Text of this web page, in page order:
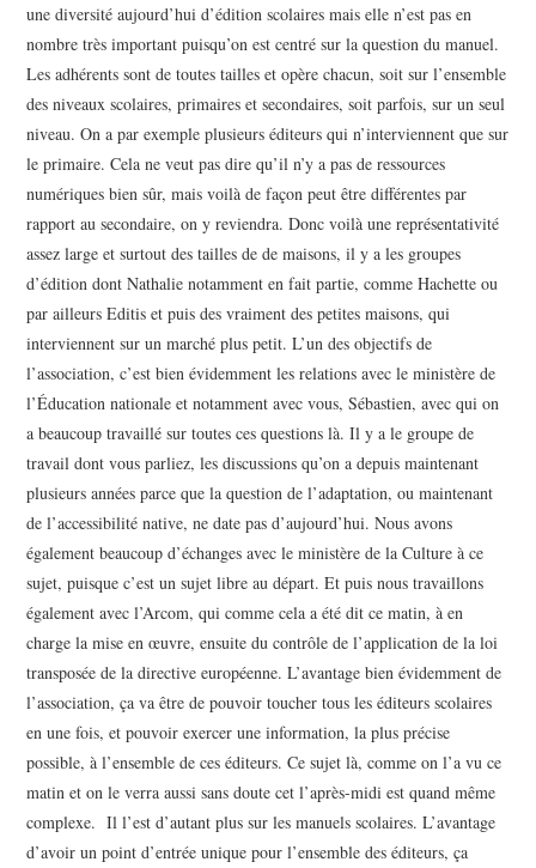
une diversité aujourd’hui d’édition scolaires mais elle n’est pas en
nombre très important puisqu’on est centré sur la question du manuel.
Les adhérents sont de toutes tailles et opère chacun, soit sur l’ensemble
des niveaux scolaires, primaires et secondaires, soit parfois, sur un seul
niveau. On a par exemple plusieurs éditeurs qui n’interviennent que sur
le primaire. Cela ne veut pas dire qu’il n’y a pas de ressources
numériques bien sûr, mais voilà de façon peut être différentes par
rapport au secondaire, on y reviendra. Donc voilà une représentativité
assez large et surtout des tailles de de maisons, il y a les groupes
d’édition dont Nathalie notamment en fait partie, comme Hachette ou
par ailleurs Editis et puis des vraiment des petites maisons, qui
interviennent sur un marché plus petit. L’un des objectifs de
l’association, c’est bien évidemment les relations avec le ministère de
l’Éducation nationale et notamment avec vous, Sébastien, avec qui on
a beaucoup travaillé sur toutes ces questions là. Il y a le groupe de
travail dont vous parliez, les discussions qu’on a depuis maintenant
plusieurs années parce que la question de l’adaptation, ou maintenant
de l’accessibilité native, ne date pas d’aujourd’hui. Nous avons
également beaucoup d’échanges avec le ministère de la Culture à ce
sujet, puisque c’est un sujet libre au départ. Et puis nous travaillons
également avec l’Arcom, qui comme cela a été dit ce matin, à en
charge la mise en œuvre, ensuite du contrôle de l’application de la loi
transposée de la directive européenne. L’avantage bien évidemment de
l’association, ça va être de pouvoir toucher tous les éditeurs scolaires
en une fois, et pouvoir exercer une information, la plus précise
possible, à l’ensemble de ces éditeurs. Ce sujet là, comme on l’a vu ce
matin et on le verra aussi sans doute cet l’après-midi est quand même
complexe. Il l’est d’autant plus sur les manuels scolaires. L’avantage
d’avoir un point d’entrée unique pour l’ensemble des éditeurs, ça